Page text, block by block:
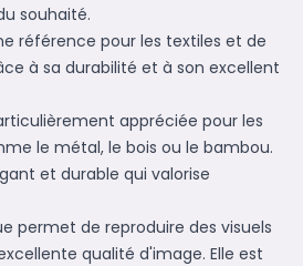
souhaité.
référence pour les textiles et de
à sa durabilité et à son excellent
appréciée pour les
le métal, le bois ou le bambou.
et durable qui valorise
permet de reproduire des visuels
qualité d'image. Elle est